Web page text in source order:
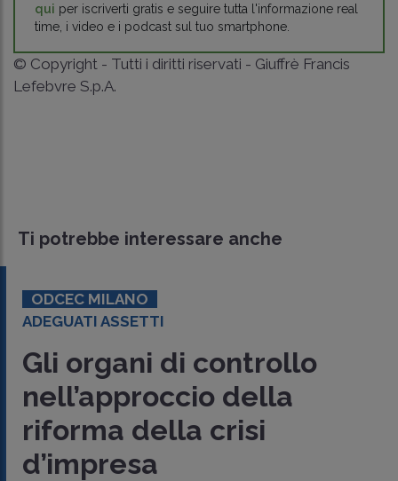
qui per iscriverti gratis e seguire tutta l'informazione real
time, i video e i podcast sul tuo smartphone.
© Copyright - Tutti i diritti riservati - Giuffrè Francis
Lefebvre S.p.A.
Ti potrebbe interessare anche
ODCEC MILANO
ADEGUATI ASSETTI
Gli organi di controllo
nell’approccio della
riforma della crisi
d’impresa